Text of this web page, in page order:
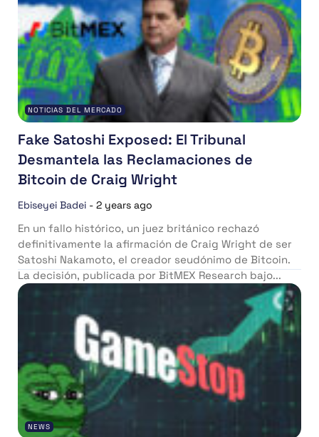
NOTICIAS DEL MERCADO
Fake Satoshi Exposed: El Tribunal
Desmantela las Reclamaciones de
Bitcoin de Craig Wright
Ebiseyei Badei - 2 years ago
En un fallo histórico, un juez británico rechazó
definitivamente la afirmación de Craig Wright de ser
Satoshi Nakamoto, el creador seudónimo de Bitcoin.
La decisión, publicada por BitMEX Research bajo...
NEWS